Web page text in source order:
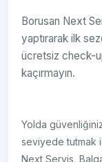
Borusan Next
yaptırarak ilk
ücretsiz check-
kaçırmayın.
Yolda
seviyede tutmak
Next Servis,